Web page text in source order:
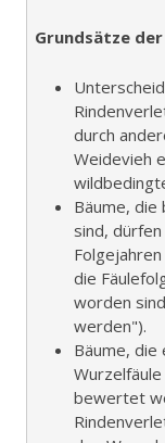
Grundsätze
durch
Weidevieh
Bäume,
sind,
die
worden
werden").
Bäume, die
bewertet